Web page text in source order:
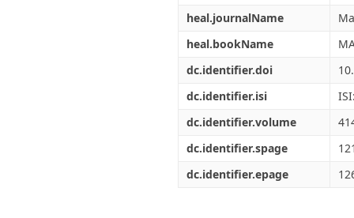
heal.journalName
heal.bookName
dc.identifier.doi
dc.identifier.isi
dc.identifier.volume
dc.identifier.spage
dc.identifier.epage